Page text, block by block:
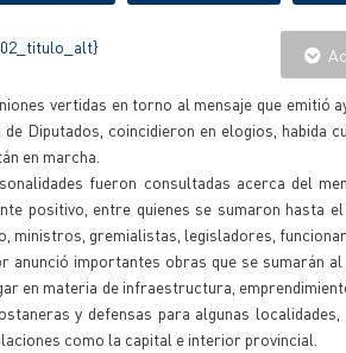
vertidas en torno al mensaje que
de Diputados, coincidieron en elogios, habida
en marcha.
fueron consultadas acerca del
positivo, entre quienes se sumaron hasta
ministros, gremialistas, legisladores,
anunció importantes obras que se sumarán
en materia de infraestructura,
y defensas para algunas
como la capital e interior provincial.